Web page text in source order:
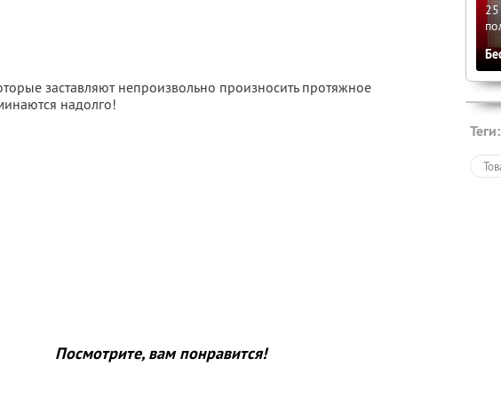
заставляют непроизвольно произносить протяжное
надолго!
Посмотрите, вам понравится!
Теги: